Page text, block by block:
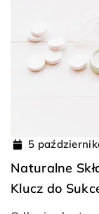
5
Naturalne
Klucz do